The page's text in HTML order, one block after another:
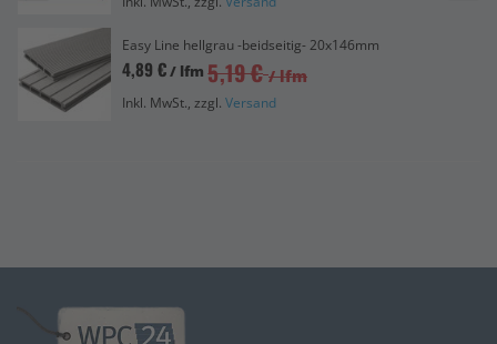
Easy Line hellgrau -beidseitig- 20x146mm
4,89 €/ lfm 5,19 € / lfm
Inkl. MwSt., zzgl. Versand